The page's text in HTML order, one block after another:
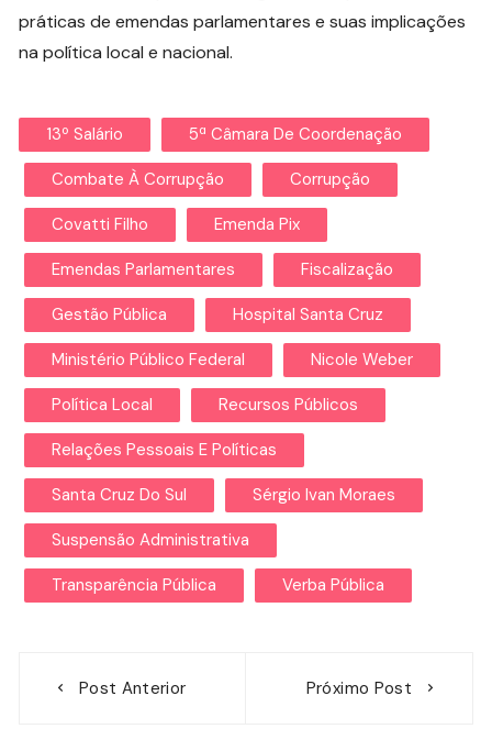
práticas de emendas parlamentares e suas implicações
na política local e nacional.
13º Salário 5ª Câmara De Coordenação
Combate À Corrupção Corrupção
Covatti Filho Emenda Pix
Emendas Parlamentares Fiscalização
Gestão Pública Hospital Santa Cruz
Ministério Público Federal Nicole Weber
Política Local Recursos Públicos
Relações Pessoais E Políticas
Santa Cruz Do Sul Sérgio Ivan Moraes
Suspensão Administrativa
Transparência Pública Verba Pública
Post Anterior Próximo Post